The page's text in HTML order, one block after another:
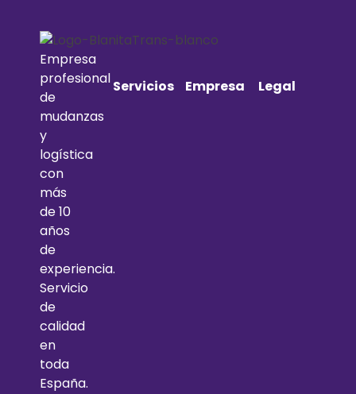
Empresa
profesional
de
mudanzas
y
logística
con
más
de 10
años
de
experiencia.
Servicio
de
calidad
en
toda
España.
Servicios Empresa Legal